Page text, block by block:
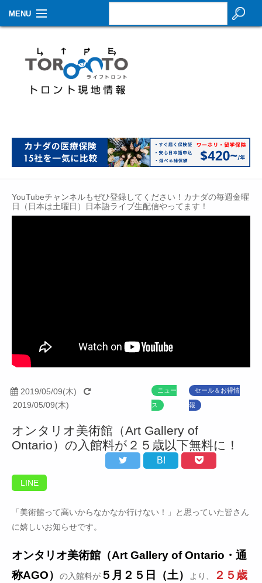
MENU
生活情報
その他
イベントカレンダー
Contact
YouTubeチャンネルもぜひ登録してください！カナダの毎週金曜
日（日本は土曜日）日本語ライブ生配信やってます！
2019/05/09(木)
2019/05/09(木)
ニュー
ス
セール＆お得情
報
オンタリオ美術館（Art Gallery of
Ontario）の入館料が２５歳以下無料に！
B!
LINE
「美術館って高いからなかなか行けない！」と思っていた皆さん
に嬉しいお知らせです。
オンタリオ美術館（Art Gallery of Ontario・通
称AGO）
の入館料が ５月２５日（土） より、
２５歳